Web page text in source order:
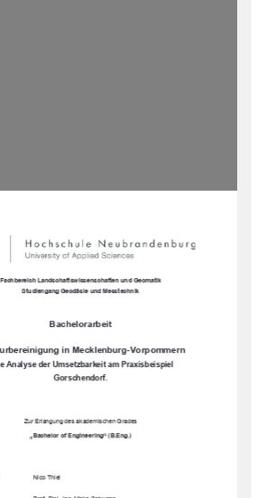
Fachbereich Landschaftswissenschaften und Geomatik
Studiengang Geodäsie und Messtechnik
Bachelorarbeit
in Mecklenburg-Vorpommern
Analyse der Umsetzbarkeit am Praxisbeispiel
Gorschendorf.
Zur Erlangung des akademischen Grades
„Bachelor of Engineering“ (B.Eng.)
Nico Thiel